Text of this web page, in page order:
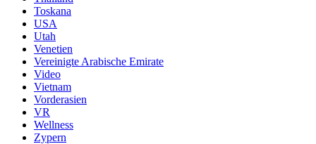
Toskana
USA
Utah
Venetien
Vereinigte Arabische Emirate
Video
Vietnam
Vorderasien
VR
Wellness
Zypern